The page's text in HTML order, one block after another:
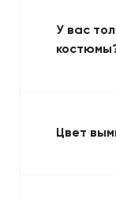
У вас
Цвет